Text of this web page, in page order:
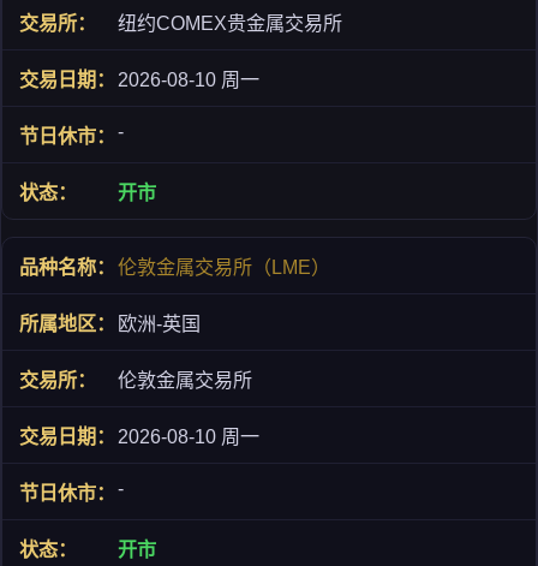
纽约COMEX贵金属交易所
2026-08-10 周一
-
开市
伦敦金属交易所（LME）
欧洲-英国
伦敦金属交易所
2026-08-10 周一
-
开市